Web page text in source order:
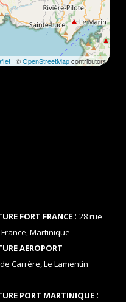
| ©OpenStreetMapcontributors
FORT FRANCE: 28 rue
Martinique
AEROPORT
Carrère, Le Lamentin
PORT MARTINIQUE: